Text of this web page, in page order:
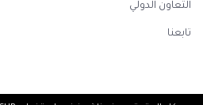
التعاون الدولي
تابعنا